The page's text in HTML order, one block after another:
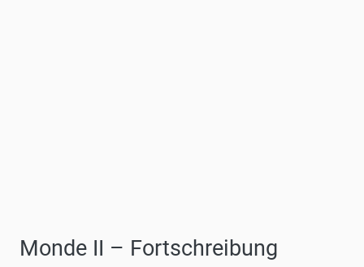
Monde II – Fortschreibung